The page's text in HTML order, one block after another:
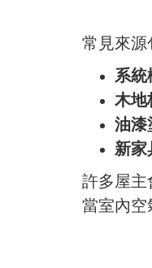
常見來源
系統
木地
油漆
新家
許多屋主
當室內空